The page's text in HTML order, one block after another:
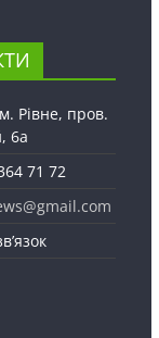
Рівне, пров.
6а
71 72